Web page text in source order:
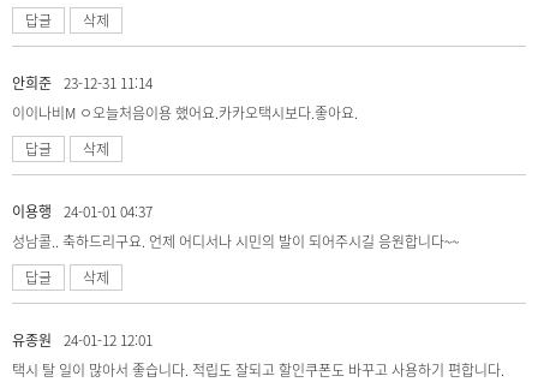
답글
삭제
안희준 23-12-31 11:14
이이나비M ㅇ오늘처음이용 했어요.카카오택시보다.좋아요.
답글
삭제
이용행
24-01-01 04:37
성남콜.. 축하드리구요. 언제 어디서나 시민의 발이 되어주시길 응원합니다~~
답글
삭제
유종원
24-01-12 12:01
택시 탈 일이 많아서 좋습니다. 적립도 잘되고 할인쿠폰도 바꾸고 사용하기 편합니다.